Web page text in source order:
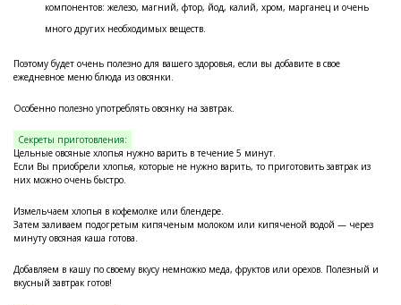
компонентов: железо, магний, фтор, йод, калий, хром, марганец и очень
много других необходимых веществ.
Поэтому будет очень полезно для вашего здоровья, если вы добавите в свое
ежедневное меню блюда из овсянки.
Особенно полезно употреблять овсянку на завтрак.
Секреты приготовления:
Цельные овсяные хлопья нужно варить в течение 5 минут.
Если Вы приобрели хлопья, которые не нужно варить, то приготовить завтрак из
них можно очень быстро.
Измельчаем хлопья в кофемолке или блендере.
Затем заливаем подогретым кипяченым молоком или кипяченой водой — через
минуту овсяная каша готова.
Добавляем в кашу по своему вкусу немножко меда, фруктов или орехов. Полезный и
вкусный завтрак готов!